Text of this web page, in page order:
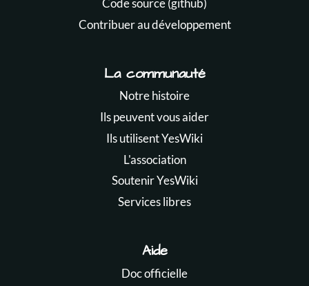
Code source (github)
Contribuer au développement
La communauté
Notre histoire
Ils peuvent vous aider
Ils utilisent YesWiki
L'association
Soutenir YesWiki
Services libres
Aide
Doc officielle